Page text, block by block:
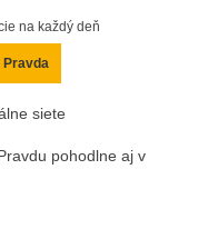
na každý deň
Pravda
siete
pohodlne aj v